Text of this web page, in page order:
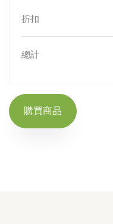
折扣
總計
購買商品